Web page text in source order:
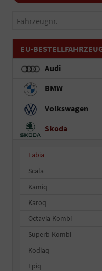
Fahrzeugnr.
EU-
Audi
BMW
Volkswagen
Skoda
Fabia
Scala
Kamiq
Karoq
Octavia Kombi
Superb Kombi
Kodiaq
Epiq